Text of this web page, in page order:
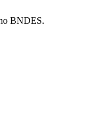
BNDES.